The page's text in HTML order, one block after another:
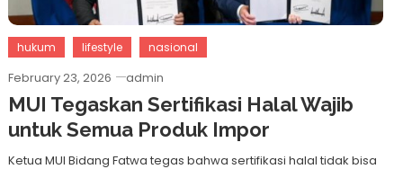
hukum lifestyle nasional
February 23, 2026 admin
MUI Tegaskan Sertifikasi Halal Wajib
untuk Semua Produk Impor
Ketua MUI Bidang Fatwa tegas bahwa sertifikasi halal tidak bisa